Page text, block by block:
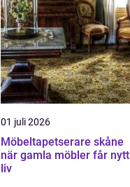
01 juli 2026
Möbeltapetserare skåne
när gamla möbler får nytt
liv